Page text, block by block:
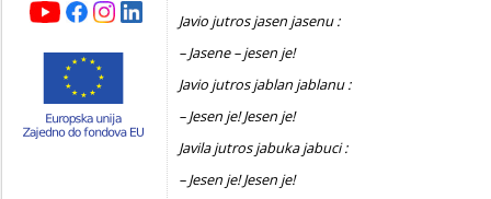
Javio jutros jasen jasenu :
– Jasene – jesen je!
Javio jutros jablan jablanu :
– Jesen je! Jesen je!
Javila jutros jabuka jabuci :
– Jesen je! Jesen je!